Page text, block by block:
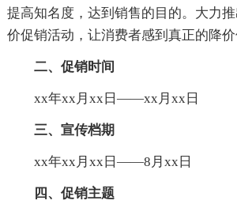
提高知名度，达到销售的目的。大力
价促销活动，让消费者感到真正的降价
二、促销时间
xx年xx月xx日——xx月xx日
三、宣传档期
xx年xx月xx日——8月xx日
四、促销主题